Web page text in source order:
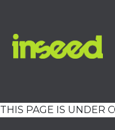
THIS PAGE IS UNDER